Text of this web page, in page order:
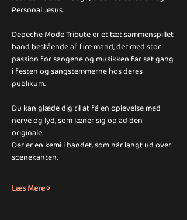
Personal Jesus.
Depeche Mode Tribute er et tæt sammenspillet
band bestående af fire mand, der med stor
passion for sangene og musikken får sat gang
i festen og sangstemmerne hos deres
publikum.
Du kan glæde dig til at få en oplevelse med
nerve og lyd, som læner sig op ad den
originale.
Der er en kemi i bandet, som når langt ud over
scenekanten.
Læs Mere >